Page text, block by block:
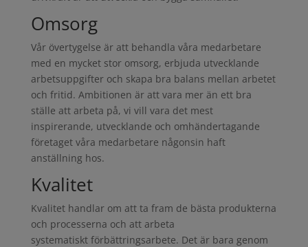
Omsorg
Vår övertygelse är att behandla våra medarbetare
med en mycket stor omsorg, erbjuda utvecklande
arbetsuppgifter och skapa bra balans mellan arbetet
och fritid. Ambitionen är att vara mer än ett bra
ställe att arbeta på, vi vill vara det mest
inspirerande, utvecklande och omhändertagande
företaget våra medarbetare någonsin haft
anställning hos.
Kvalitet
Kvalitet handlar om att ta fram de bästa produkterna
och processerna och att arbeta
systematiskt förbättringsarbete. Det är bara genom